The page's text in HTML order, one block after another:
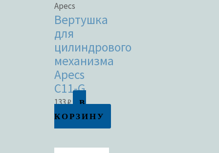
Apecs
Вертушка
для
цилиндрового
механизма
Apecs
C11-G
133₽
В
КОРЗИНУ